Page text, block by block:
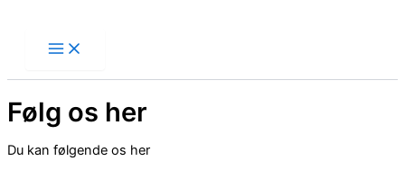
Følg os her
Du kan følgende os her